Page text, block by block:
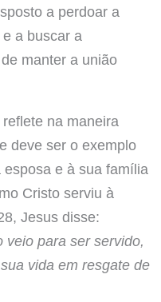
a perdoar a
a buscar a
manter a união
na maneira
deve ser o exemplo
e à sua família
Cristo serviu à
Jesus disse:
veio para ser servido,
vida em resgate de